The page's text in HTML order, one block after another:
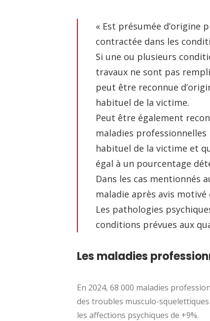
« Est présumée d’origine
contractée dans les
Si une ou plusieurs
travaux ne sont pas
peut être reconnue
habituel de la victime.
Peut être également
maladies
habituel de la victime et
égal à un pourcentage
Dans les cas mentionnés
maladie après avis
Les pathologies
conditions prévues aux
Les maladies
En 2024, 68 000 maladies
des troubles musculo-
les affections psychiques de +9%.